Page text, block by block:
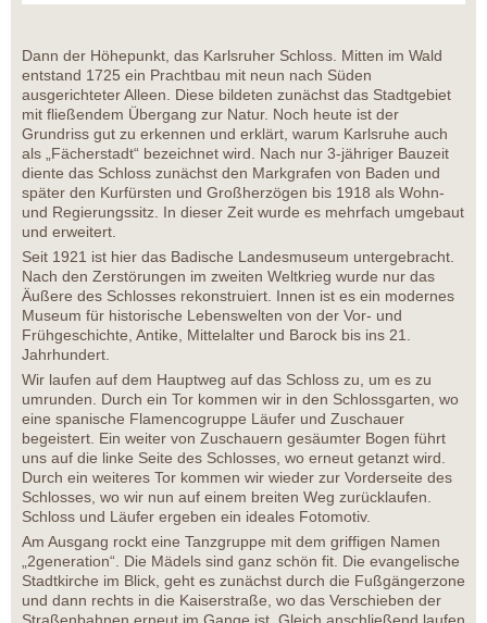
Dann der Höhepunkt, das Karlsruher Schloss. Mitten im Wald
entstand 1725 ein Prachtbau mit neun nach Süden
ausgerichteter Alleen. Diese bildeten zunächst das Stadtgebiet
mit fließendem Übergang zur Natur. Noch heute ist der
Grundriss gut zu erkennen und erklärt, warum Karlsruhe auch
als „Fächerstadt“ bezeichnet wird. Nach nur 3-jähriger Bauzeit
diente das Schloss zunächst den Markgrafen von Baden und
später den Kurfürsten und Großherzögen bis 1918 als Wohn-
und Regierungssitz. In dieser Zeit wurde es mehrfach umgebaut
und erweitert.
Seit 1921 ist hier das Badische Landesmuseum untergebracht.
Nach den Zerstörungen im zweiten Weltkrieg wurde nur das
Äußere des Schlosses rekonstruiert. Innen ist es ein modernes
Museum für historische Lebenswelten von der Vor- und
Frühgeschichte, Antike, Mittelalter und Barock bis ins 21.
Jahrhundert.
Wir laufen auf dem Hauptweg auf das Schloss zu, um es zu
umrunden. Durch ein Tor kommen wir in den Schlossgarten, wo
eine spanische Flamencogruppe Läufer und Zuschauer
begeistert. Ein weiter von Zuschauern gesäumter Bogen führt
uns auf die linke Seite des Schlosses, wo erneut getanzt wird.
Durch ein weiteres Tor kommen wir wieder zur Vorderseite des
Schlosses, wo wir nun auf einem breiten Weg zurücklaufen.
Schloss und Läufer ergeben ein ideales Fotomotiv.
Am Ausgang rockt eine Tanzgruppe mit dem griffigen Namen
„2generation“. Die Mädels sind ganz schön fit. Die evangelische
Stadtkirche im Blick, geht es zunächst durch die Fußgängerzone
und dann rechts in die Kaiserstraße, wo das Verschieben der
Straßenbahnen erneut im Gange ist. Gleich anschließend laufen